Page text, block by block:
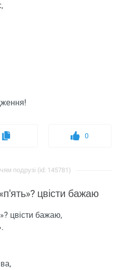
0
подрузі (id: 145781)
цвісти бажаю
цвісти бажаю,